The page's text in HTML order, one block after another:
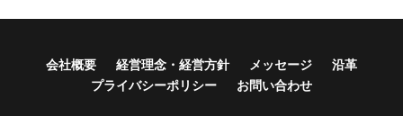
会社概要 経営理念・経営方針 メッセージ
沿革
プライバシーポリシー
お問い合わせ